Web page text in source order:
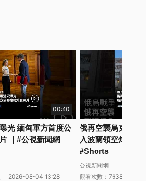
火勢起於西平原（West Plains）草
波坎河，竄入印第安小徑（Indian
等社區大量民宅付之一炬，顯示火勢
口密集的都市邊緣地帶。<br /> <br />
區遭人縱火，8月3日逮捕37歲男子
縱火罪起訴，交保金額100萬美元。警
他在起火點附近神情緊張，逮捕時身
打火機。<br /> 至於費爾維尤野火與秋
，警方仍在調查中。<br /> <br /> ✍️
・核稿／林阡郡<br /> <br /> #美國野
00:40
光 緬甸軍方首度公
｜#公視新聞網
2026-08-04 13:28
俄再空襲烏克蘭逾
入波蘭領空炸出大
#Shorts
公視新聞網
觀看次數：7638次